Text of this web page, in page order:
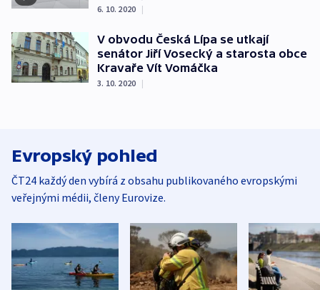
6. 10. 2020 |
V obvodu Česká Lípa se utkají
senátor Jiří Vosecký a starosta obce
Kravaře Vít Vomáčka
3. 10. 2020 |
Evropský pohled
ČT24 každý den vybírá z obsahu publikovaného evropskými
veřejnými médii, členy Eurovize.